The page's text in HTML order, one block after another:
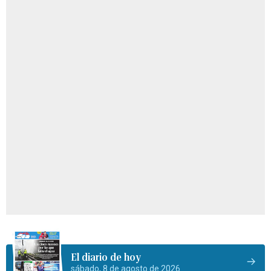
El diario de hoy
sábado, 8 de agosto de 2026